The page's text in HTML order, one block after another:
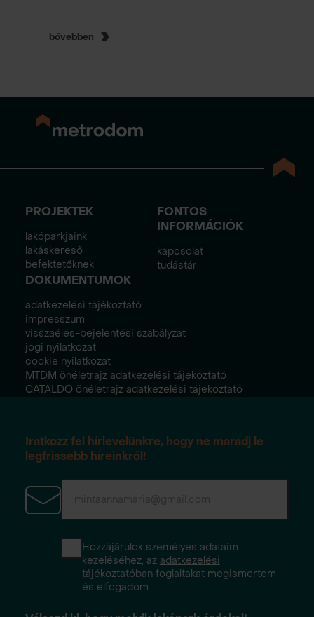
bővebben
Tisza-tó néven – és amelyen a
PROJEKTEK
lakóparkjaink
lakáskereső
befektetőknek
FONTOS
INFORMÁCIÓK
kapcsolat
tudástár
DOKUMENTUMOK
adatkezelési tájékoztató
impresszum
visszaélés-bejelentési szabályzat
jogi nyilatkozat
cookie nyilatkozat
MTDM önéletrajz adatkezelési tájékoztató
CATALDO önéletrajz adatkezelési tájékoztató
Iratkozz fel hírlevelünkre, hogy ne maradj le
legfrissebb híreinkről!
Hozzájárulok személyes adataim
kezeléséhez, az adatkezelési
tájékoztatóbanfoglaltakat megismertem
és elfogadom.